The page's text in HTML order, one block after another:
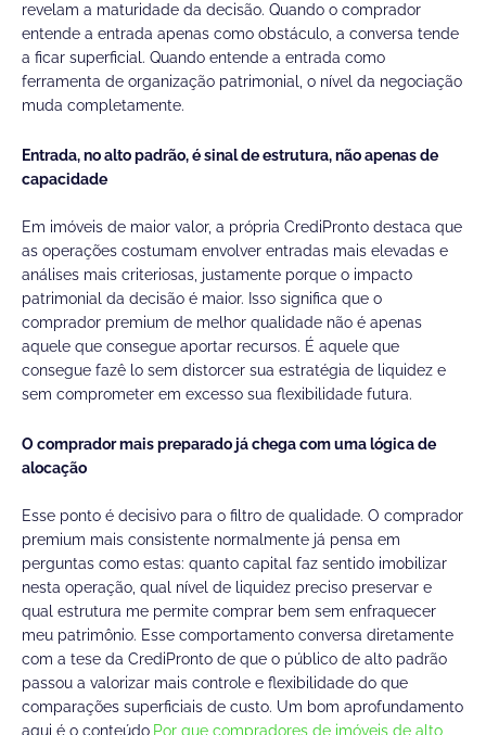
revelam a maturidade da decisão. Quando o comprador
entende a entrada apenas como obstáculo, a conversa tende
a ficar superficial. Quando entende a entrada como
ferramenta de organização patrimonial, o nível da negociação
muda completamente.
Entrada, no alto padrão, é sinal de estrutura, não apenas de
capacidade
Em imóveis de maior valor, a própria CrediPronto destaca que
as operações costumam envolver entradas mais elevadas e
análises mais criteriosas, justamente porque o impacto
patrimonial da decisão é maior. Isso significa que o
comprador premium de melhor qualidade não é apenas
aquele que consegue aportar recursos. É aquele que
consegue fazê lo sem distorcer sua estratégia de liquidez e
sem comprometer em excesso sua flexibilidade futura.
O comprador mais preparado já chega com uma lógica de
alocação
Esse ponto é decisivo para o filtro de qualidade. O comprador
premium mais consistente normalmente já pensa em
perguntas como estas: quanto capital faz sentido imobilizar
nesta operação, qual nível de liquidez preciso preservar e
qual estrutura me permite comprar bem sem enfraquecer
meu patrimônio. Esse comportamento conversa diretamente
com a tese da CrediPronto de que o público de alto padrão
passou a valorizar mais controle e flexibilidade do que
comparações superficiais de custo. Um bom aprofundamento
aqui é o conteúdo Por que compradores de imóveis de alto